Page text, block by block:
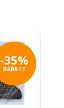
-35%
RABATT